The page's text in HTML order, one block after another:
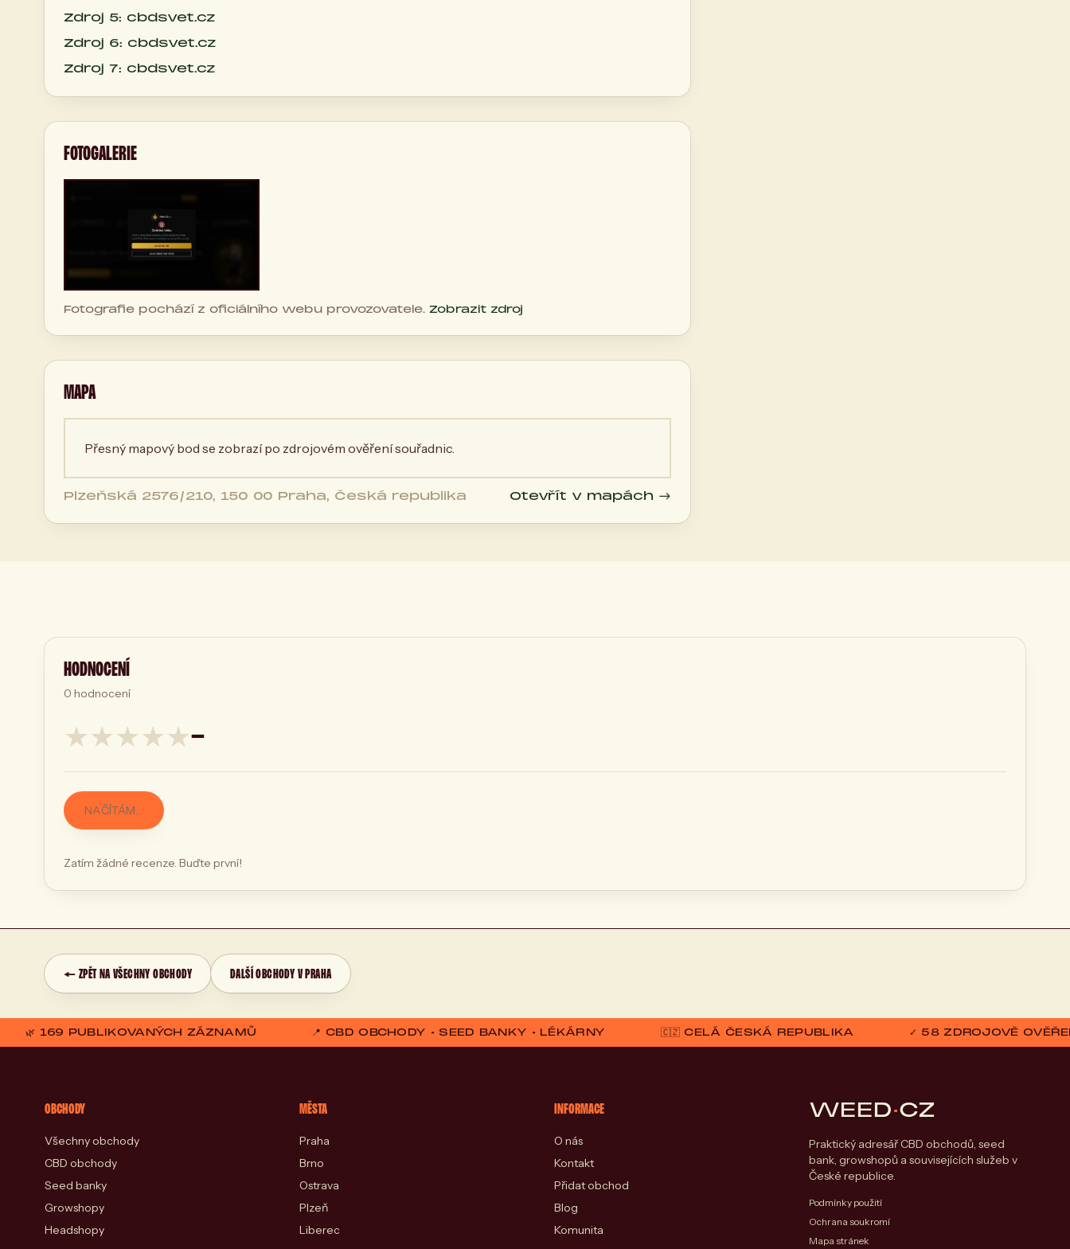
Zdroj 5: cbdsvet.cz
Zdroj 6: cbdsvet.cz
Zdroj 7: cbdsvet.cz
FOTOGALERIE
Fotografie pochází z oficiálního webu provozovatele. Zobrazit zdroj
MAPA
Přesný mapový bod se zobrazí po zdrojovém ověření souřadnic.
Plzeňská 2576/210, 150 00 Praha, Česká republika Otevřít v mapách →
HODNOCENÍ
0 hodnocení
★★★★★—
NAČÍTÁM…
Zatím žádné recenze. Buďte první!
← ZPĚT NA VŠECHNY OBCHODY DALŠÍ OBCHODY V PRAHA
🌿 169 PUBLIKOVANÝCH ZÁZNAMŮ 📍 CBD OBCHODY • SEED BANKY • LÉKÁRNY 🇨🇿 CELÁ ČESKÁ REPUBLIKA ✓ 58 ZDROJOVĚ
OBCHODY
Všechny obchody
CBD obchody
Seed banky
Growshopy
Headshopy
MĚSTA
Praha
Brno
Ostrava
Plzeň
Liberec
INFORMACE
O nás
Kontakt
Přidat obchod
Blog
Komunita
WEED·CZ
Praktický adresář CBD obchodů, seed
bank, growshopů a souvisejících služeb v
České republice.
Podmínky použití
Ochrana soukromí
Mapa stránek